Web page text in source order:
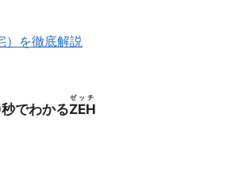
）を徹底解説
でわかるZEH
ゼッチ